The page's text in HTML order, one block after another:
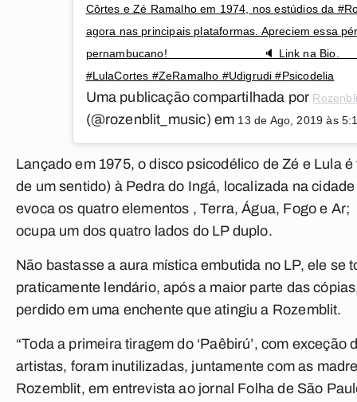
Côrtes e Zé Ramalho em 1974, nos estúdios da
agora nas principais plataformas. Apreciem essa
pernambucano!⠀ ⠀⠀⠀⠀⠀⠀⠀⠀⠀⠀ 🔈 Link na Bio.⠀
#LulaCortes #ZeRamalho #Udigrudi #Psicodelia
Uma publicação compartilhada por
(@rozenblit_music) em 13 de Ago, 2019 às
Lançado em 1975, o disco psicodélico de Zé e Lula
de um sentido) à Pedra do Ingá, localizada na
evoca os quatro elementos , Terra, Água, Fogo e Ar;
ocupa um dos quatro lados do LP duplo.
Não bastasse a aura mística embutida no LP, ele se
praticamente lendário, após a maior parte das
perdido em uma enchente que atingiu a Rozemblit.
“Toda a primeira tiragem do ‘Paêbirú’, com
artistas, foram inutilizadas, juntamente com as
Rozemblit, em entrevista ao jornal Folha de São